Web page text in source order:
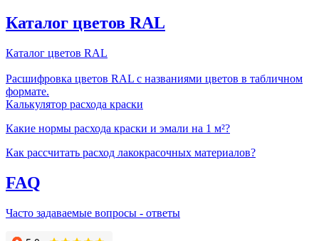
Каталог цветов RAL
Каталог цветов RAL
Расшифровка цветов RAL с названиями цветов в табличном
формате.
Калькулятор расхода краски
Какие нормы расхода краски и эмали на 1 м²?
Как рассчитать расход лакокрасочных материалов?
FAQ
Часто задаваемые вопросы - ответы